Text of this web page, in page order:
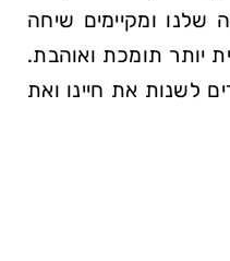
ומקיימים שיחה
יותר תומכת ואוהבת.
לשנות את חיינו ואת